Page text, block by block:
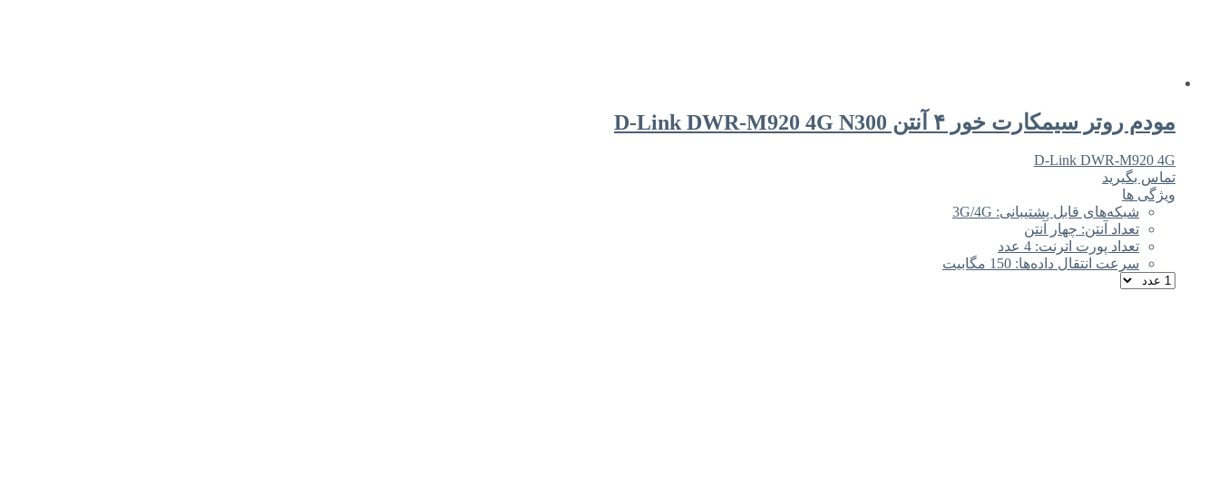
مودم روتر سیمکارت خور ۴ آنتن D-Link DWR-M920 4G N300
D-Link DWR-M920 4G
تماس بگیرید
ویژگی ها
شبکه‌های قابل پشتیبانی: 3G/4G
تعداد آنتن: چهار آنتن
تعداد پورت اترنت: 4 عدد
سرعت انتقال داده‌ها: 150 مگابیت